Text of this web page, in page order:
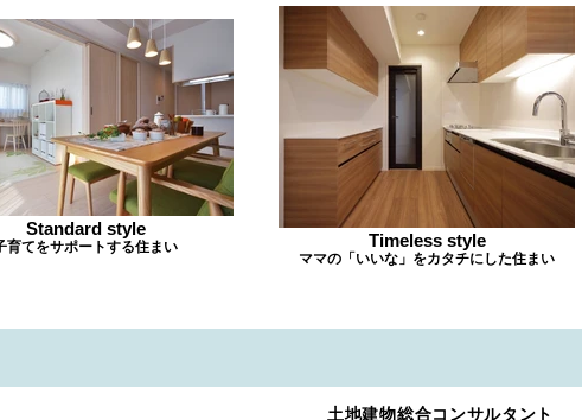
Standard style
育てをサポートする住まい Timeless style
ママの「いいな」をカタチにした住まい
​土地建物総合コンサルタント